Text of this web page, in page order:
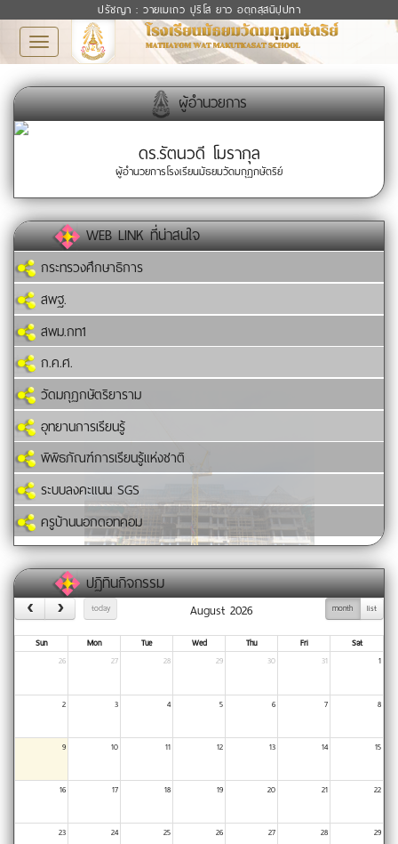
ปรัชญา : วายเมเถว ปุริโส ยาว อตฺถสฺสนิปฺปทา
Toggle
navigation
ผู้อำนวยการ
ดร.รัตนวดี โมรากุล
ผู้อำนวยการโรงเรียนมัธยมวัดมกุฏกษัตริย์
WEB LINK ที่น่าสนใจ
กระทรวงศึกษาธิการ
สพฐ.
สพม.กท1
ก.ค.ศ.
วัดมกุฏกษัตริยาราม
อุทยานการเรียนรู้
พิพิธภัณฑ์การเรียนรู้แห่งชาติ
ระบบลงคะแนน SGS
ครูบ้านนอกดอทคอม
ปฏิทินกิจกรรม
today month list
August 2026
Sun Mon Tue Wed Thu Fri
Sat
26
27 28 29 30 31 1
2 3 4 5 6 7 8
9 10 11 12 13 14 15
16 17 18 19 20 21 22
23 24 25 26 27 28 29